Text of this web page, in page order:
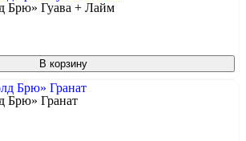
Брю» Гуава + Лайм
В корзину
Брю» Гранат